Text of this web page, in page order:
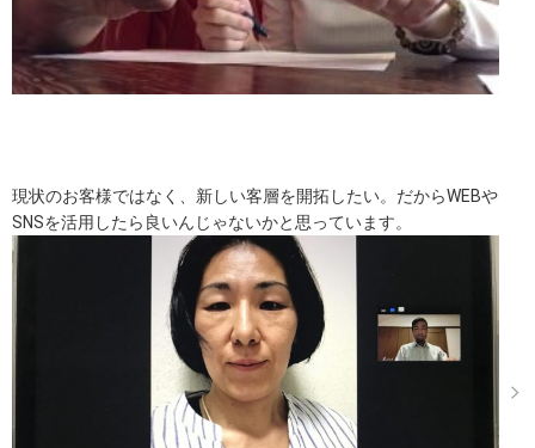
現状のお客様ではなく、新しい客層を開拓したい。だからWEBや
SNSを活用したら良いんじゃないかと思っています。